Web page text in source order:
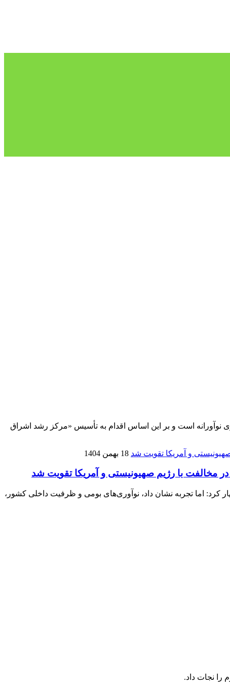
نوآورانه است و بر این اساس اقدام به تأسیس «مرکز رشد اشراق
18 بهمن 1404
مخالفت با رژیم صهیونیستی و آمریکا تقویت شد
کرد: اما تجربه نشان داد، نوآوری‌های بومی و ظرفیت داخلی کشور،
را نجات داد.